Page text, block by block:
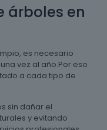
árboles en
es necesario
vez al año.Por eso
a cada tipo de
sin dañar el
y evitando